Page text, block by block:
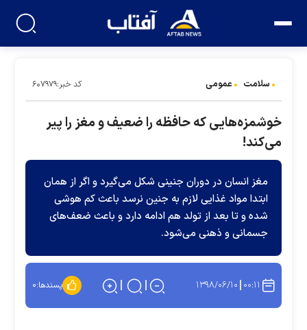
سلامت عمومی کد خبر:۶۰۷۹۷۹
خوشمزه‌هایی که حافظه را ضعیف و مغز را پیر
می‌کند!
مغز انسان در دوران جنینی شکل می‌گیرد و اگر از همان
ابتدا مواد غذایی لازم به جنین نرسد باعث کم هوشی
شده و تا بعد از تولد هم ادامه دارد و باعث ضعف‌های
جسمانی و ذهنی می‌شود.
۰۰:۱۱ ۱۳۹۸/۰۶/۱۰ پسندها:۰